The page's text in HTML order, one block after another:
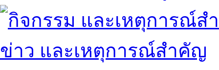
ข่าว และเหตุการณ์สำคัญ